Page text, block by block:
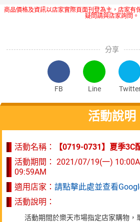
商品價格及資訊以店家實際頁面刊登為主，店家有
疑問請與店家詢問。
分享
FB Line
活動說明
活動名稱：
【0719-0731】夏季3C
活動期間： 2021/07/19(一)
09:59AM
適用店家： 請點擊此處並查看
活動說明：
活動期間於樂天市場指定店家購物，